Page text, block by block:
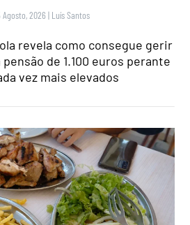
Agosto, 2026 | Luís Santos
revela como consegue gerir
de 1.100 euros perante
vez mais elevados